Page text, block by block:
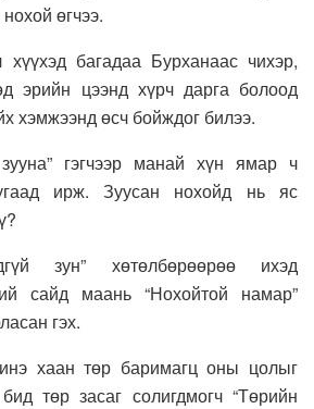
өгчээ.
багадаа Бурханаас чихэр,
эрийн цээнд хүрч дарга болоод
хэмжээнд өсч бойждог билээ.
гэгчээр манай хүн ямар ч
ирж. Зуусан нохойд нь яс
зун” хөтөлбөрөөрөө ихэд
сайд маань “Нохойтой намар”
гэх.
хаан төр баримагц оны цолыг
төр засаг солигдмогч “Төрийн